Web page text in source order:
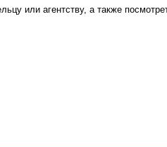
или агентству, а также